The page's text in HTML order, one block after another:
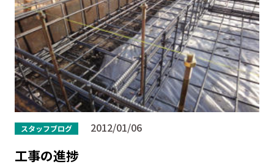
スタッフブログ 2012/01/06
工事の進捗